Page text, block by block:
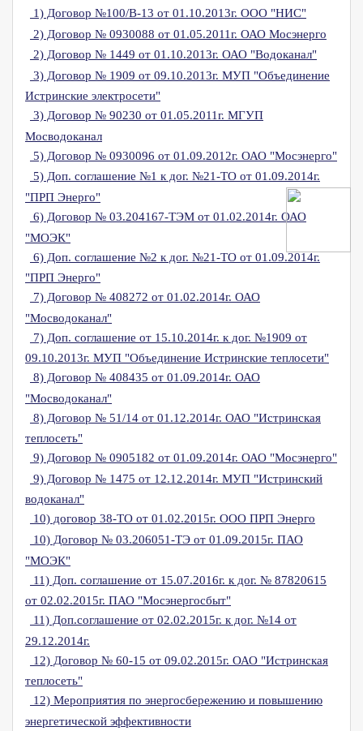
1) Договор №100/В-13 от 01.10.2013г. ООО "НИС"
2) Договор № 0930088 от 01.05.2011г. ОАО Мосэнерго
2) Договор № 1449 от 01.10.2013г. ОАО "Водоканал"
3) Договор № 1909 от 09.10.2013г. МУП "Объединение
Истринские электросети"
3) Договор № 90230 от 01.05.2011г. МГУП
Мосводоканал
5) Договор № 0930096 от 01.09.2012г. ОАО "Мосэнерго"
5) Доп. соглашение №1 к дог. №21-ТО от 01.09.2014г.
"ПРП Энерго"
6) Договор № 03.204167-ТЭМ от 01.02.2014г. ОАО
"МОЭК"
6) Доп. соглашение №2 к дог. №21-ТО от 01.09.2014г.
"ПРП Энерго"
7) Договор № 408272 от 01.02.2014г. ОАО
"Мосводоканал"
7) Доп. соглашение от 15.10.2014г. к дог. №1909 от
09.10.2013г. МУП "Объединение Истринские теплосети"
8) Договор № 408435 от 01.09.2014г. ОАО
"Мосводоканал"
8) Договор № 51/14 от 01.12.2014г. ОАО "Истринская
теплосеть"
9) Договор № 0905182 от 01.09.2014г. ОАО "Мосэнерго"
9) Договор № 1475 от 12.12.2014г. МУП "Истринский
водоканал"
10) договор 38-ТО от 01.02.2015г. ООО ПРП Энерго
10) Договор № 03.206051-ТЭ от 01.09.2015г. ПАО
"МОЭК"
11) Доп. соглашение от 15.07.2016г. к дог. № 87820615
от 02.02.2015г. ПАО "Мосэнергосбыт"
11) Доп.соглашение от 02.02.2015г. к дог. №14 от
29.12.2014г.
12) Договор № 60-15 от 09.02.2015г. ОАО "Истринская
теплосеть"
12) Мероприятия по энергосбережению и повышению
энергетической эффективности